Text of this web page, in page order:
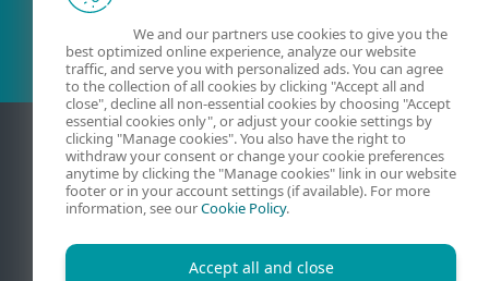
We and our partners use cookies to give you the
best optimized online experience, analyze our website
traffic, and serve you with personalized ads. You can agree
to the collection of all cookies by clicking "Accept all and
close", decline all non-essential cookies by choosing "Accept
essential cookies only", or adjust your cookie settings by
clicking "Manage cookies". You also have the right to
withdraw your consent or change your cookie preferences
anytime by clicking the "Manage cookies" link in our website
footer or in your account settings (if available). For more
information, see ourCookie Policy.
Accept all and close